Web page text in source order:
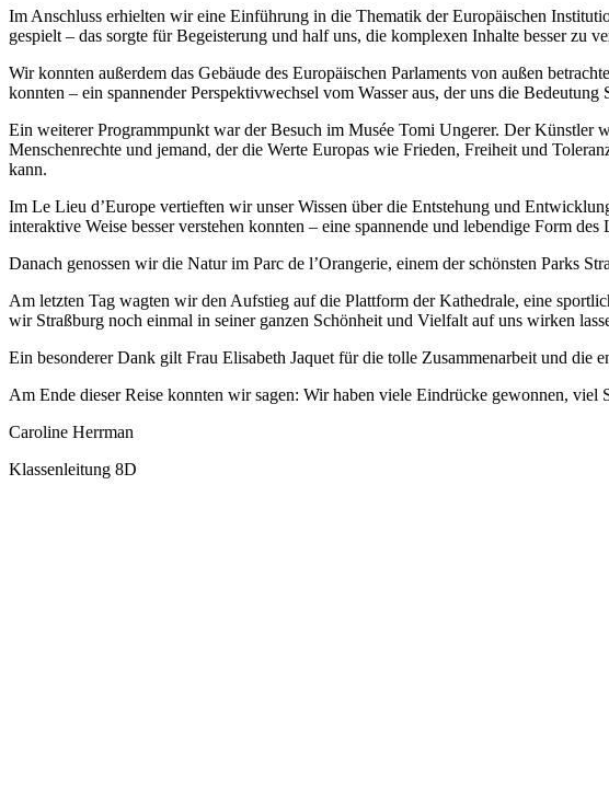
Im Anschluss erhielten wir eine Einführung in die Thematik der Europäischen
gespielt – das sorgte für Begeisterung und half uns, die komplexen Inhalte besser zu
Wir konnten außerdem das Gebäude des Europäischen Parlaments von außen
konnten – ein spannender Perspektivwechsel vom Wasser aus, der uns die Bedeutung
Ein weiterer Programmpunkt war der Besuch im Musée Tomi Ungerer. Der Künstler
Menschenrechte und jemand, der die Werte Europas wie Frieden, Freiheit und
kann.
Im Le Lieu d’Europe vertieften wir unser Wissen über die Entstehung und
interaktive Weise besser verstehen konnten – eine spannende und lebendige Form
Danach genossen wir die Natur im Parc de l’Orangerie, einem der schönsten Parks
Am letzten Tag wagten wir den Aufstieg auf die Plattform der Kathedrale, eine
wir Straßburg noch einmal in seiner ganzen Schönheit und Vielfalt auf uns wirken
Ein besonderer Dank gilt Frau Elisabeth Jaquet für die tolle Zusammenarbeit und die
Am Ende dieser Reise konnten wir sagen: Wir haben viele Eindrücke gewonnen, viel
Caroline Herrman
Klassenleitung 8D